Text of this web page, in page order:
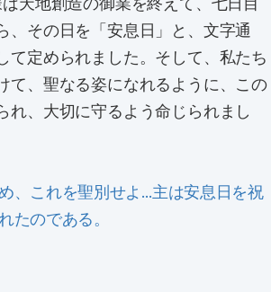
、その日を「安息日」と、文字通
て定められました。そして、私たち
て、聖なる姿になれるように、この
れ、大切に守るよう命じられまし
、これを聖別せよ…主は安息日を祝
たのである。